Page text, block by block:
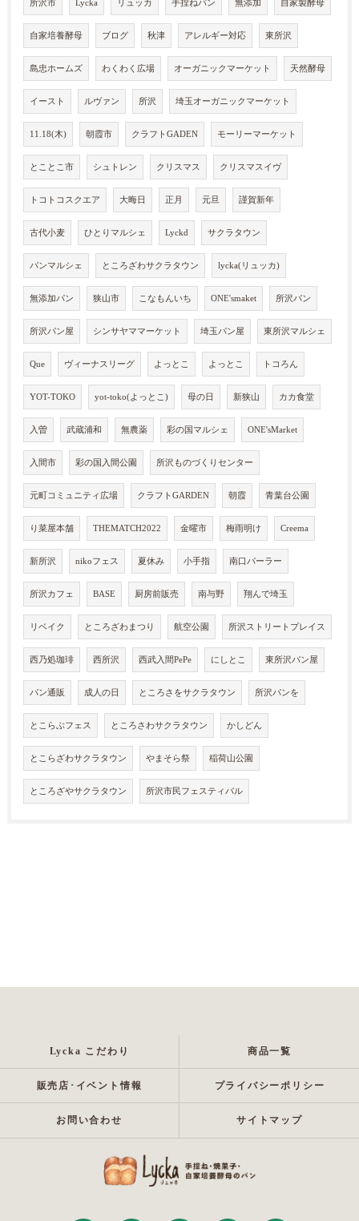
所沢市 Lycka リュッカ 手捏ねパン 無添加 自家製酵母
自家培養酵母 ブログ 秋津 アレルギー対応 東所沢
島忠ホームズ わくわく広場 オーガニックマーケット 天然酵母
イースト ルヴァン 所沢 埼玉オーガニックマーケット
11.18(木) 朝霞市 クラフトGADEN モーリーマーケット
とことこ市 シュトレン クリスマス クリスマスイヴ
トコトコスクエア 大晦日 正月 元旦 謹賀新年
古代小麦 ひとりマルシェ Lyckd サクラタウン
パンマルシェ ところざわサクラタウン lycka(リュッカ)
無添加パン 狭山市 こなもんいち ONE'smaket 所沢パン
所沢パン屋 シンサヤママーケット 埼玉パン屋 東所沢マルシェ
Que ヴィーナスリーグ よっとこ よっとこ トコろん
YOT-TOKO yot-toko(よっとこ) 母の日 新狭山 カカ食堂
入曽 武蔵浦和 無農薬 彩の国マルシェ ONE'sMarket
入間市 彩の国入間公園 所沢ものづくりセンター
元町コミュニティ広場 クラフトGARDEN 朝霞 青葉台公園
り菜屋本舗 THEMATCH2022 金曜市 梅雨明け Creema
新所沢 nikoフェス 夏休み 小手指 南口パーラー
所沢カフェ BASE 厨房前販売 南与野 翔んで埼玉
リベイク ところざわまつり 航空公園 所沢ストリートプレイス
西乃処珈琲 西所沢 西武入間PePe にしとこ 東所沢パン屋
パン通販 成人の日 ところさをサクラタウン 所沢パンを
とこらぶフェス ところさわサクラタウン かしどん
とこらざわサクラタウン やまそら祭 稲荷山公園
ところざやサクラタウン 所沢市民フェスティバル
Lycka こだわり 商品一覧
販売店･イベント情報 プライバシーポリシー
お問い合わせ サイトマップ